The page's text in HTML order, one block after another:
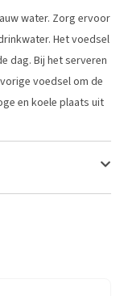
water. Zorg ervoor
Het voedsel
dag. Bij het serveren
voedsel om de
en koele plaats uit